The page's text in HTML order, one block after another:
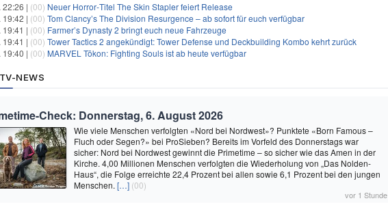
22:26 | (00) Neuer Horror‑Titel The Skin Stapler feiert Release
19:42 | (00) Tom Clancy’s The Division Resurgence – ab sofort für euch verfügbar
19:41 | (00) Farmer’s Dynasty 2 bringt euch neue Fahrzeuge
19:41 | (00) Tower Tactics 2 angekündigt: Tower Defense und Deckbuilding Kombo kehrt zurück
19:40 | (00) MARVEL Tōkon: Fighting Souls ist ab heute verfügbar
NEWS
Check: Donnerstag, 6. August 2026
Wie viele Menschen verfolgten «Nord bei Nordwest»? Punktete «Born Famous –
Fluch oder Segen?» bei ProSieben? Bereits im Vorfeld des Donnerstags war
sicher: Nord bei Nordwest gewinnt die Primetime – so sicher wie das Amen in der
Kirche. 4,00 Millionen Menschen verfolgten die Wiederholung von „Das Nolden-
Haus“, die Folge erreichte 22,4 Prozent bei allen sowie 6,1 Prozent bei den jungen
Menschen. […] (00)
vor 1 Stunde